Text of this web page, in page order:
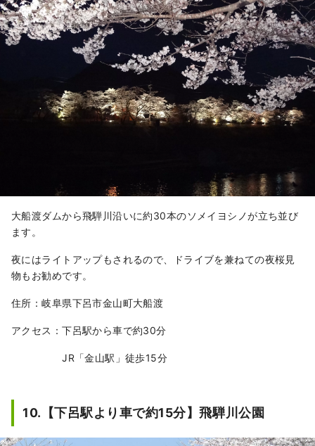
大船渡ダムから飛騨川沿いに約30本のソメイヨシノが立ち並び
ます。
夜にはライトアップもされるので、ドライブを兼ねての夜桜見
物もお勧めです。
住所：岐阜県下呂市金山町大船渡
アクセス：下呂駅から車で約30分
JR「金山駅」徒歩15分
10.【下呂駅より車で約15分】飛騨川公園